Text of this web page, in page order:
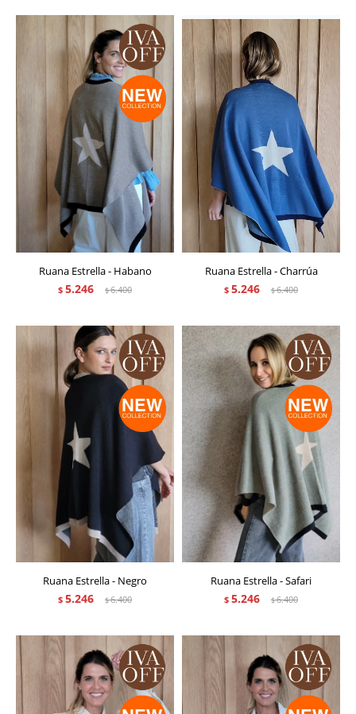
Ruana Estrella - Habano
$ 5.246 $6.400
Ruana Estrella - Charrúa
$ 5.246 $6.400
Ruana Estrella - Negro
$ 5.246 $6.400
Ruana Estrella - Safari
$ 5.246 $6.400